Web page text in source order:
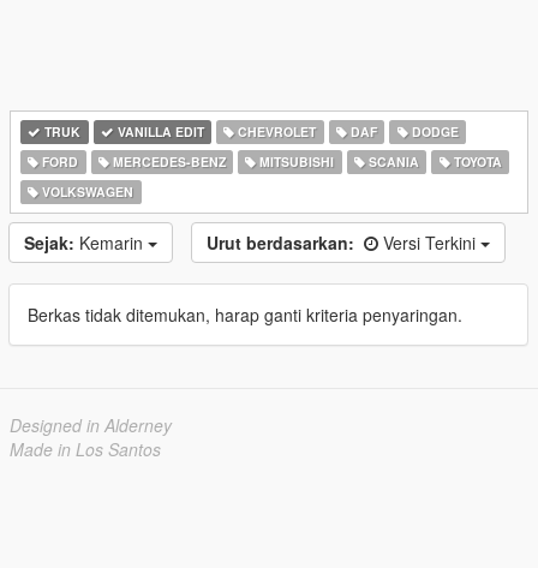
TRUK VANILLA EDIT CHEVROLET DAF
DODGE
FORD
MERCEDES-BENZ MITSUBISHI SCANIA
TOYOTA
VOLKSWAGEN
Sejak: Kemarin Urut berdasarkan: Versi Terkini
Berkas tidak ditemukan, harap ganti kriteria penyaringan.
Designed in Alderney
Made in Los Santos